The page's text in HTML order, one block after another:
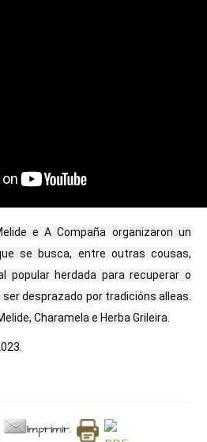
e A Compaña organizaron un
se busca, entre outras cousas,
popular herdada para recuperar o
desprazado por tradicións alleas.
Charamela e Herba Grileira.
Imprimir.